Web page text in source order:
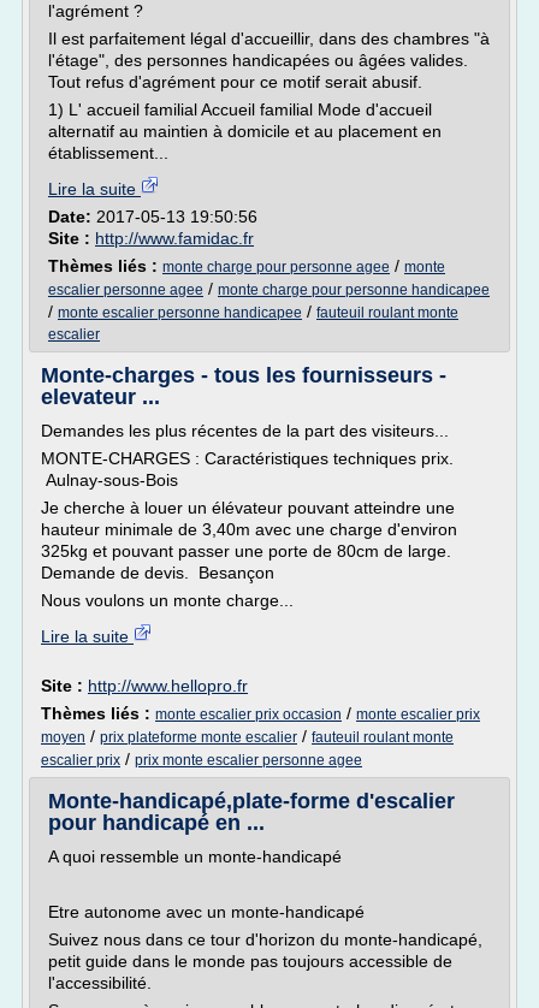
l'agrément ?
Il est parfaitement légal d'accueillir, dans des chambres "à
l'étage", des personnes handicapées ou âgées valides.
Tout refus d'agrément pour ce motif serait abusif.
1) L' accueil familial Accueil familial Mode d'accueil
alternatif au maintien à domicile et au placement en
établissement...
Lire la suite
Date: 2017-05-13 19:50:56
Site : http://www.famidac.fr
Thèmes liés : monte charge pour personne agee / monte
escalier personne agee / monte charge pour personne handicapee
/ monte escalier personne handicapee / fauteuil roulant monte
escalier
Monte-charges - tous les fournisseurs -
elevateur ...
Demandes les plus récentes de la part des visiteurs...
MONTE-CHARGES : Caractéristiques techniques prix.
Aulnay-sous-Bois
Je cherche à louer un élévateur pouvant atteindre une
hauteur minimale de 3,40m avec une charge d'environ
325kg et pouvant passer une porte de 80cm de large.
Demande de devis. Besançon
Nous voulons un monte charge...
Lire la suite
Site : http://www.hellopro.fr
Thèmes liés : monte escalier prix occasion / monte escalier prix
moyen / prix plateforme monte escalier / fauteuil roulant monte
escalier prix / prix monte escalier personne agee
Monte-handicapé,plate-forme d'escalier
pour handicapé en ...
A quoi ressemble un monte-handicapé
Etre autonome avec un monte-handicapé
Suivez nous dans ce tour d'horizon du monte-handicapé,
petit guide dans le monde pas toujours accessible de
l'accessibilité.